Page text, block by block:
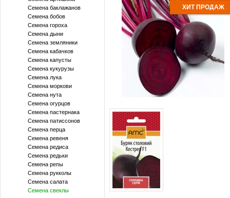
Семена баклажанов
Семена бобов
Семена гороха
Семена дыни
Семена земляники
Семена кабачков
Семена капусты
Семена кукурузы
Семена лука
Семена моркови
Семена нута
Семена огурцов
Семена пастернака
Семена патиссонов
Семена перца
Семена ревеня
Семена редиса
Семена редьки
Семена репы
Семена рукколы
Семена салата
Семена свеклы
ХИТ ПРОДАЖ